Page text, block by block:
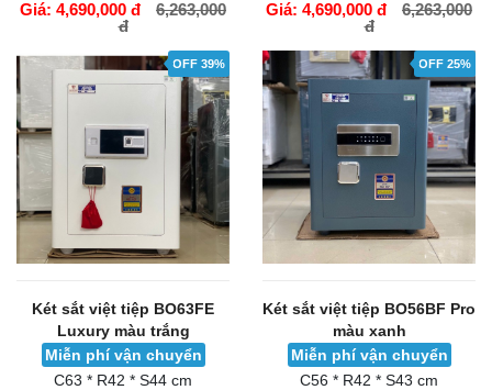
Giá: 4,690,000 đ
6,263,000
đ
Giá: 4,690,000 đ
6,263,000
đ
OFF 39%
Két sắt việt tiệp BO63FE
Luxury màu trắng
Miễn phí vận chuyển
C63 * R42 * S44 cm
OFF 25%
Két sắt việt tiệp BO56BF Pro
màu xanh
Miễn phí vận chuyển
C56 * R42 * S43 cm